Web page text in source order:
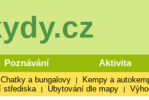
Poznávání Aktivita
Chatky a bungalovy | Kempy a
střediska | Ubytování dle mapy |